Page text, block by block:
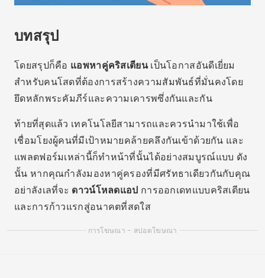
แพลตฟอร์มเหล่านี้ก็ทำหน้าที่นั้นได้อย่างสมบูรณ์แบบ ดัง
อย่าลังเลที่จะ
และการก้าวแรกสู่อนาคตที่สดใส
การโฆษณา - สปอตโฆษณา
แบ่งปัน: